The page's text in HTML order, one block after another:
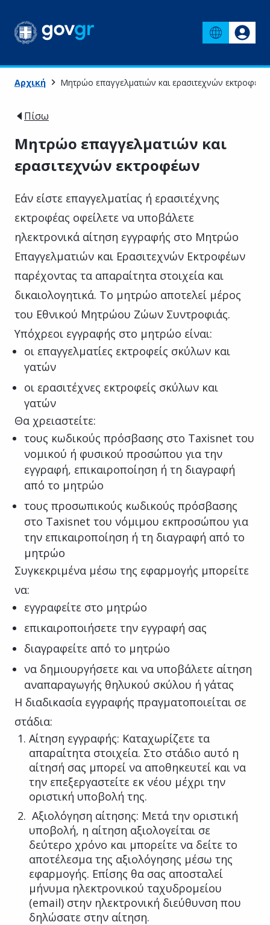
Αρχική Μητρώο επαγγελματιών και ερασιτεχνών εκτροφέων
Πίσω
Μητρώο επαγγελματιών και
ερασιτεχνών εκτροφέων
Εάν είστε επαγγελματίας ή ερασιτέχνης
εκτροφέας οφείλετε να υποβάλετε
ηλεκτρονικά αίτηση εγγραφής στο Μητρώο
Επαγγελματιών και Ερασιτεχνών Εκτροφέων
παρέχοντας τα απαραίτητα στοιχεία και
δικαιολογητικά. Το μητρώο αποτελεί μέρος
του Εθνικού Μητρώου Ζώων Συντροφιάς.
Υπόχρεοι εγγραφής στο μητρώο είναι:
οι επαγγελματίες εκτροφείς σκύλων και
γατών
οι ερασιτέχνες εκτροφείς σκύλων και
γατών
Θα χρειαστείτε:
τους κωδικούς πρόσβασης στο Taxisnet του
νομικού ή φυσικού προσώπου για την
εγγραφή, επικαιροποίηση ή τη διαγραφή
από το μητρώο
τους προσωπικούς κωδικούς πρόσβασης
στο Taxisnet του νόμιμου εκπροσώπου για
την επικαιροποίηση ή τη διαγραφή από το
μητρώο
Συγκεκριμένα μέσω της εφαρμογής μπορείτε
να:
εγγραφείτε στο μητρώο
επικαιροποιήσετε την εγγραφή σας
διαγραφείτε από το μητρώο
να δημιουργήσετε και να υποβάλετε αίτηση
αναπαραγωγής θηλυκού σκύλου ή γάτας
Η διαδικασία εγγραφής πραγματοποιείται σε
στάδια:
Αίτηση εγγραφής: Καταχωρίζετε τα
απαραίτητα στοιχεία. Στο στάδιο αυτό η
αίτησή σας μπορεί να αποθηκευτεί και να
την επεξεργαστείτε εκ νέου μέχρι την
οριστική υποβολή της.
Αξιολόγηση αίτησης: Μετά την οριστική
υποβολή, η αίτηση αξιολογείται σε
δεύτερο χρόνο και μπορείτε να δείτε το
αποτέλεσμα της αξιολόγησης μέσω της
εφαρμογής. Επίσης θα σας αποσταλεί
μήνυμα ηλεκτρονικού ταχυδρομείου
(email) στην ηλεκτρονική διεύθυνση που
δηλώσατε στην αίτηση.